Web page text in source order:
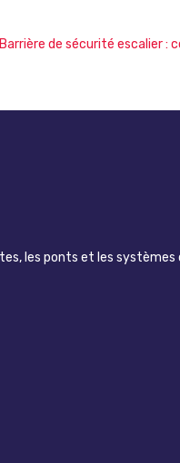
Barrière de sécurité escalier :
les ponts et les systèmes